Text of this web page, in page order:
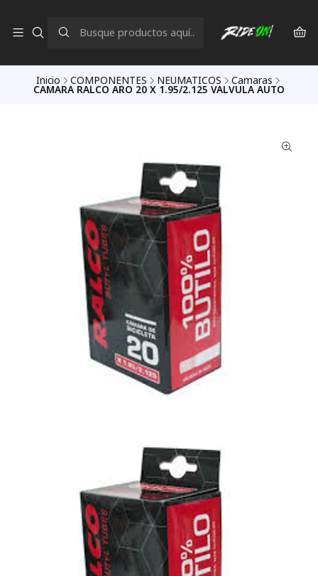
Inicio COMPONENTES NEUMATICOS Camaras
CAMARA RALCO ARO 20 X 1.95/2.125 VALVULA AUTO